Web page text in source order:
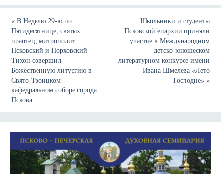
«В Неделю 29-ю по
Пятидесятнице, святых
праотец, митрополит
Псковский и Порховский
Тихон совершил
Божественную литургию в
Свято-Троицком
кафедральном соборе города
Пскова
Школьники и студенты
Псковской епархии приняли
участие в Международном
детско-юношеском
литературном конкурсе имени
Ивана Шмелева «Лето
Господне»»